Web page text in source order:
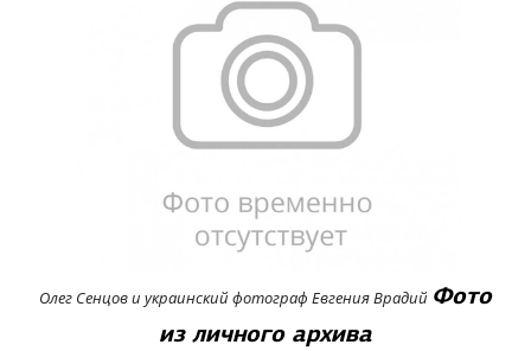
Олег Сенцов и украинский фотограф Евгения Врадий Фото
из личного архива